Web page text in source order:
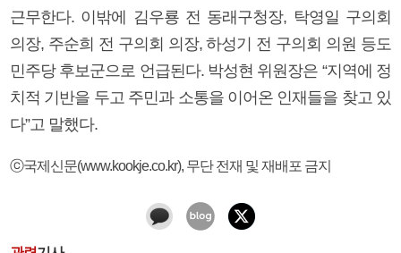
근무한다. 이밖에 김우룡 전 동래구청장, 탁영일 구의회
의장, 주순희 전 구의회 의장, 하성기 전 구의회 의원 등도
민주당 후보군으로 언급된다. 박성현 위원장은 “지역에 정
치적 기반을 두고 주민과 소통을 이어온 인재들을 찾고 있
다”고 말했다.
ⓒ국제신문(www.kookje.co.kr), 무단 전재 및 재배포 금지